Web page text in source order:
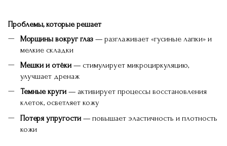
Проблемы, которые решает
Морщины вокруг глаз — разглаживает «гусиные лапки» и
мелкие складки
Мешки и отёки — стимулирует микроциркуляцию,
улучшает дренаж
Темные круги — активирует процессы восстановления
клеток, осветляет кожу
Потеря упругости — повышает эластичность и плотность
кожи